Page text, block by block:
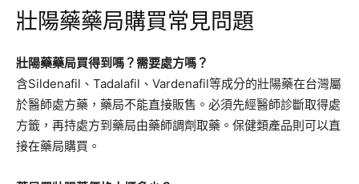
壯陽藥藥局購買常見問題
壯陽藥藥局買得到嗎？需要處方嗎？
含Sildenafil、Tadalafil、Vardenafil等成分的壯陽藥在台灣屬
於醫師處方藥，藥局不能直接販售。必須先經醫師診斷取得處
方籤，再持處方到藥局由藥師調劑取藥。保健類產品則可以直
接在藥局購買。